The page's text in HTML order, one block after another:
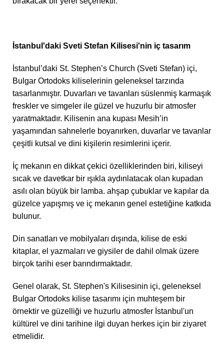
İstanbul'daki Sveti Stefan Kilisesi'nin iç tasarım
İstanbul’daki St. Stephen’s Church (Sveti Stefan) içi,
Bulgar Ortodoks kiliselerinin geleneksel tarzında
tasarlanmıştır. Duvarları ve tavanları süslenmiş karmaşık
freskler ve simgeler ile güzel ve huzurlu bir atmosfer
yaratmaktadır. Kilisenin ana kupası Mesih’in
yaşamından sahnelerle boyanırken, duvarlar ve tavanlar
çeşitli kutsal ve dini kişilerin resimlerini içerir.
İç mekanın en dikkat çekici özelliklerinden biri, kiliseyi
sıcak ve davetkar bir ışıkla aydınlatacak olan kupadan
asılı olan büyük bir lamba. ahşap çubuklar ve kapılar da
güzelce yapışmış ve iç mekanın genel estetiğine katkıda
bulunur.
Din sanatları ve mobilyaları dışında, kilise de eski
kitaplar, el yazmaları ve giysiler de dahil olmak üzere
birçok tarihi eser barındırmaktadır.
Genel olarak, St. Stephen's Kilisesinin içi, geleneksel
Bulgar Ortodoks kilise tasarımı için muhteşem bir
örnektir ve güzelliği ve huzurlu atmosfer İstanbul'un
kültürel ve dini tarihine ilgi duyan herkes için bir ziyaret
etmelidir.